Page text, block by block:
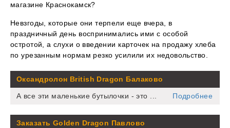
магазине Краснокамск?
Невзгоды, которые они терпели еще вчера, в
праздничный день воспринимались ими с особой
остротой, а слухи о введении карточек на продажу хлеба
по урезанным нормам резко усилили их недовольство.
Оксандролон British Dragon Балаково
А все эти маленькие бутылочки - это ... Подробнее
Заказать Golden Dragon Павлово